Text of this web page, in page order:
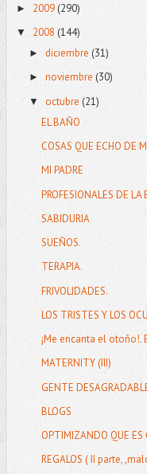
► 2009 (290)
▼ 2008 (144)
► diciembre (31)
► noviembre (30)
▼ octubre (21)
EL BAÑO
COSAS QUE ECHO DE
MI PADRE
PROFESIONALES DE LA
SABIDURIA
SUEÑOS.
TERAPIA.
FRIVOLIDADES.
LOS TRISTES Y LOS
¡Me encanta el
MATERNITY (III)
GENTE
BLOGS
OPTIMIZANDO QUE ES
REGALOS ( II parte,